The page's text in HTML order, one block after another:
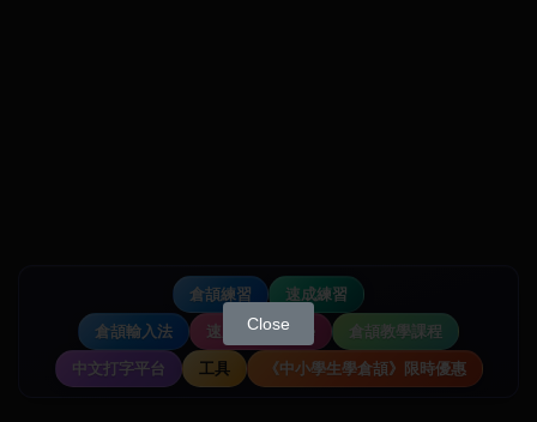
倉頡練習
速成練習
倉頡輸入法
速成輸入法教學
倉頡教學課程
中文打字平台
工具 《中小學生學倉頡》限時優惠
Close